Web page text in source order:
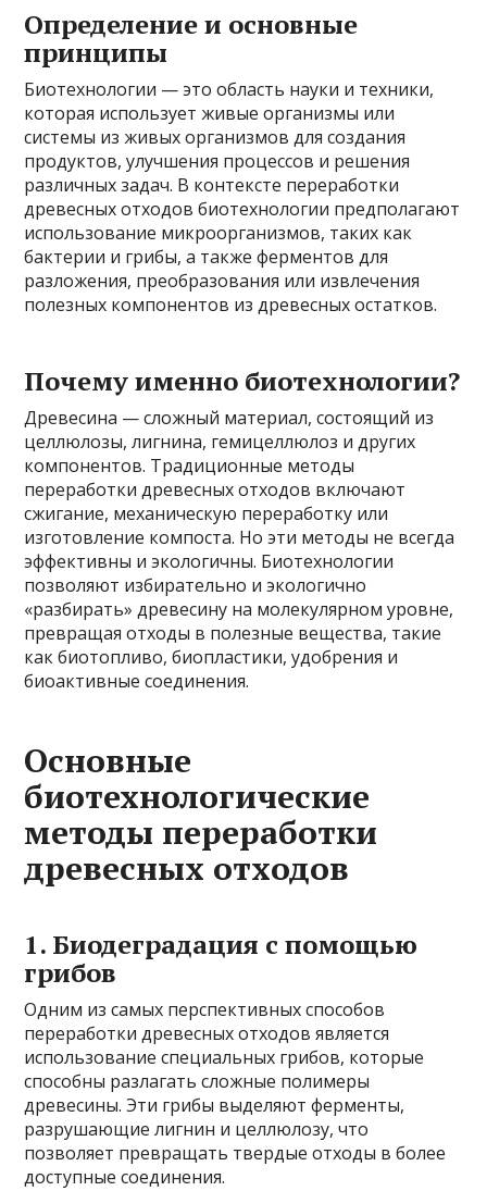
Определение и основные
принципы
Биотехнологии — это область науки и техники,
которая использует живые организмы или
системы из живых организмов для создания
продуктов, улучшения процессов и решения
различных задач. В контексте переработки
древесных отходов биотехнологии предполагают
использование микроорганизмов, таких как
бактерии и грибы, а также ферментов для
разложения, преобразования или извлечения
полезных компонентов из древесных остатков.
Почему именно биотехнологии?
Древесина — сложный материал, состоящий из
целлюлозы, лигнина, гемицеллюлоз и других
компонентов. Традиционные методы
переработки древесных отходов включают
сжигание, механическую переработку или
изготовление компоста. Но эти методы не всегда
эффективны и экологичны. Биотехнологии
позволяют избирательно и экологично
«разбирать» древесину на молекулярном уровне,
превращая отходы в полезные вещества, такие
как биотопливо, биопластики, удобрения и
биоактивные соединения.
Основные
биотехнологические
методы переработки
древесных отходов
1. Биодеградация с помощью
грибов
Одним из самых перспективных способов
переработки древесных отходов является
использование специальных грибов, которые
способны разлагать сложные полимеры
древесины. Эти грибы выделяют ферменты,
разрушающие лигнин и целлюлозу, что
позволяет превращать твердые отходы в более
доступные соединения.